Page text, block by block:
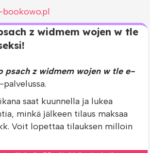
z widmem wojen w tle
psach z widmem wojen w tle e-
saat kuunnella ja lukea
minkä jälkeen tilaus maksaa
Voit lopettaa tilauksen milloin
bookowo.pl